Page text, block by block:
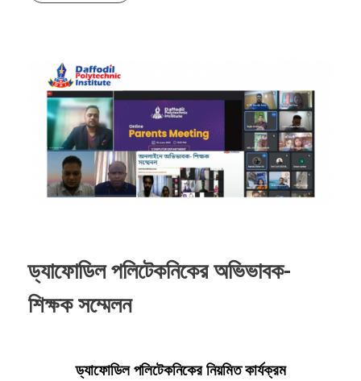
ড্যাফোডিল পলিটেকনিকের অভিভাবক-
শিক্ষক সম্মেলন
ড্যাফোডিল পলিটেকনিকের নিয়মিত কার্যক্রম